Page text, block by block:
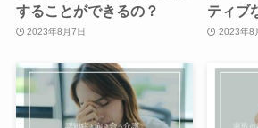
することができるの？
2023年8月7日
ティブ
2023年8